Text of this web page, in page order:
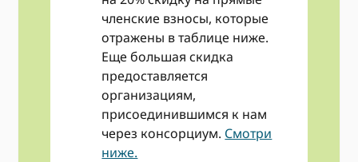
членские взносы, которые
отражены в таблице ниже.
Еще большая скидка
предоставляется
организациям,
присоединившимся к нам
через консорциум. Смотри
ниже.